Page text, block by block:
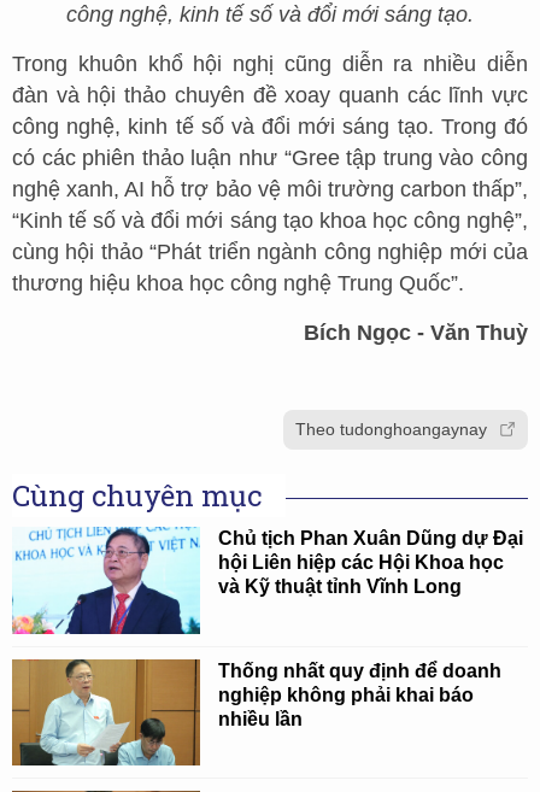
công nghệ, kinh tế số và đổi mới sáng tạo.
Trong khuôn khổ hội nghị cũng diễn ra nhiều diễn
đàn và hội thảo chuyên đề xoay quanh các lĩnh vực
công nghệ, kinh tế số và đổi mới sáng tạo. Trong đó
có các phiên thảo luận như “Gree tập trung vào công
nghệ xanh, AI hỗ trợ bảo vệ môi trường carbon thấp”,
“Kinh tế số và đổi mới sáng tạo khoa học công nghệ”,
cùng hội thảo “Phát triển ngành công nghiệp mới của
thương hiệu khoa học công nghệ Trung Quốc”.
Bích Ngọc - Văn Thuỳ
Theo tudonghoangaynay
Cùng chuyên mục
Chủ tịch Phan Xuân Dũng dự Đại
hội Liên hiệp các Hội Khoa học
và Kỹ thuật tỉnh Vĩnh Long
Thống nhất quy định để doanh
nghiệp không phải khai báo
nhiều lần